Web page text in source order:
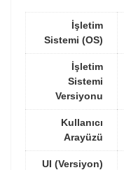
İşletim
Sistemi (OS)
İşletim
Sistemi
Versiyonu
Kullanıcı
Arayüzü
UI (Versiyon)